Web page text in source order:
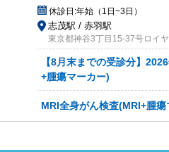
休診日:年始（1日~3日）
志茂駅 / 赤羽駅
東京都神谷3丁目15-37号ロイ
【8月末までの受診分】
+腫瘍マーカー)
MRI全身がん検査(MRI+腫瘍